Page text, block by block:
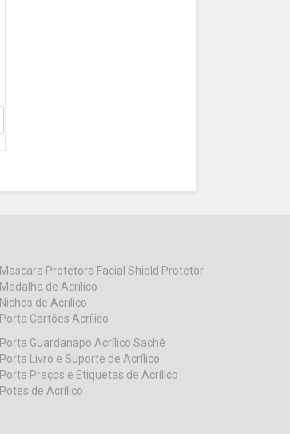
Mascara Protetora Facial Shield Protetor
Medalha de Acrílico
Nichos de Acrílico
Porta Cartões Acrílico
Porta Guardanapo Acrílico Sachê
Porta Livro e Suporte de Acrílico
Porta Preços e Etiquetas de Acrílico
Potes de Acrílico